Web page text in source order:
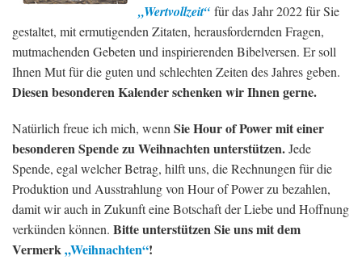
„Wertvollzeit“ für das Jahr 2022 für Sie
gestaltet, mit ermutigenden Zitaten, herausfordernden Fragen,
mutmachenden Gebeten und inspirierenden Bibelversen. Er soll
Ihnen Mut für die guten und schlechten Zeiten des Jahres geben.
Diesen besonderen Kalender schenken wir Ihnen gerne.
Natürlich freue ich mich, wenn Sie Hour of Power mit einer
besonderen Spende zu Weihnachten unterstützen.Jede
Spende, egal welcher Betrag, hilft uns, die Rechnungen für die
Produktion und Ausstrahlung von Hour of Power zu bezahlen,
damit wir auch in Zukunft eine Botschaft der Liebe und Hoffnung
verkünden können. Bitte unterstützen Sie uns mit dem
Vermerk„Weihnachten“!